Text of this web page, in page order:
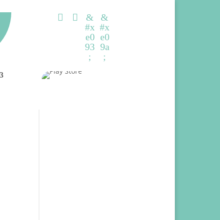
 
&
#x
e0
93
;
&
#x
e0
9a
;